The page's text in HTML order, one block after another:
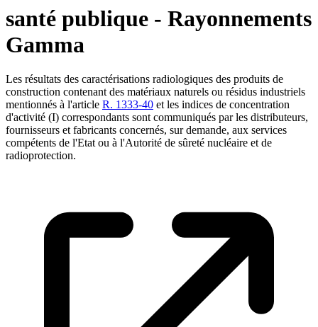
santé publique - Rayonnements
Gamma
Les résultats des caractérisations radiologiques des produits de
construction contenant des matériaux naturels ou résidus industriels
mentionnés à l'article R. 1333-40 et les indices de concentration
d'activité (I) correspondants sont communiqués par les distributeurs,
fournisseurs et fabricants concernés, sur demande, aux services
compétents de l'Etat ou à l'Autorité de sûreté nucléaire et de
radioprotection.